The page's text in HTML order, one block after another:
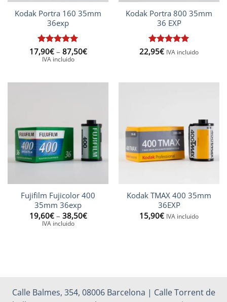
Kodak Portra 160 35mm
36exp
Rated
5
out of 5
17,90€ – 87,50€Price
range:
IVA incluido
Kodak Portra 800 35mm
36 EXP
Rated5
22,95€ IVA incluido
Fujifilm Fujicolor 400
35mm 36exp
19,60€ – 38,50€Price
range:
IVA incluido
Kodak TMAX 400 35mm
36EXP
15,90€ IVA incluido
Calle Balmes, 354, 08006 Barcelona | Calle Torrent de